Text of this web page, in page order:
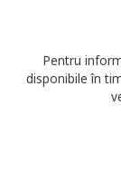
Pentru
disponibile în